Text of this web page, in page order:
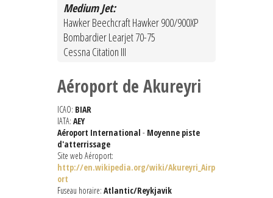
Medium Jet:
Hawker Beechcraft Hawker 900/900XP
Bombardier Learjet 70-75
Cessna Citation III
Aéroport de Akureyri
ICAO: BIAR
IATA: AEY
Aéroport International - Moyenne piste
d'atterrissage
Site web Aéroport:
http://en.wikipedia.org/wiki/Akureyri_Airp
ort
Fuseau horaire: Atlantic/Reykjavik